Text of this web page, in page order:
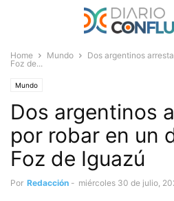
Home Mundo
Dos argentinos
Foz de...
Mundo
Dos argentinos
por robar en un
Foz de Iguazú
Por Redacción - miércoles 30 de julio,